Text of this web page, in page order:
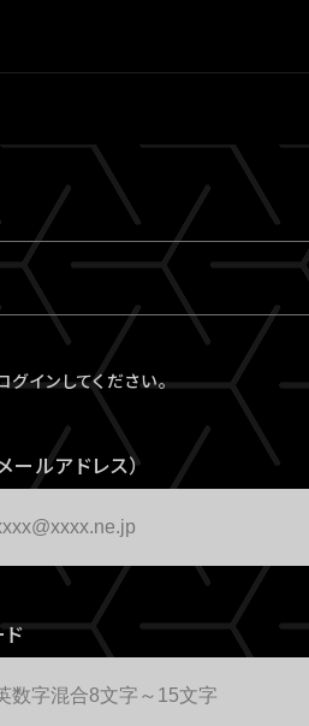
インしてください。
ールアドレス）
ド